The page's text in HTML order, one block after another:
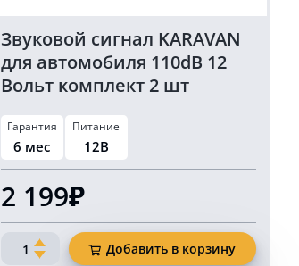
Звуковой сигнал KARAVAN
для автомобиля 110dB 12
Вольт комплект 2 шт
оранжевый цвет
Гарантия
6 мес
Питание
12В
2 199₽
Количество
Добавить в корзину